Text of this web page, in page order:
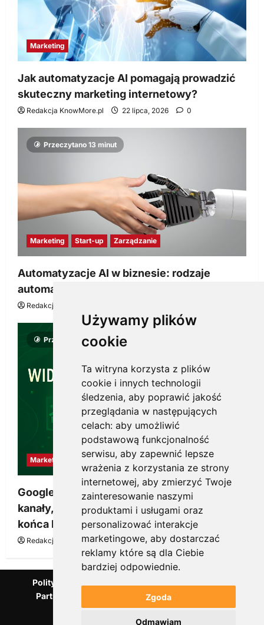
Używamy plików
cookie
Ta witryna korzysta z plików
cookie i innych technologii
śledzenia, aby poprawić jakość
przeglądania w następujących
celach: aby umożliwić
podstawową funkcjonalność
serwisu, aby zapewnić lepsze
wrażenia z korzystania ze strony
internetowej, aby zmierzyć Twoje
zainteresowanie naszymi
produktami i usługami oraz
personalizować interakcje
marketingowe, aby dostarczać
reklamy które są dla Ciebie
bardziej odpowiednie.
Zgoda
Odmawiam
Marketing
Jak automatyzacje AI pomagają prowadzić
skuteczny marketing internetowy?
Redakcja KnowMore.pl 22 lipca, 2026 0
Przeczytano 13 minut
Marketing Start-up Zarządzanie
Automatyzacje AI w biznesie: rodzaje
automatyzacji i korzyści dla Twojej firmy
Redakcja KnowMore.pl
Przeczytano 8 minut
Marketing
Google Ads, SEO i analityka – jak połączyć
kanały, żeby reklama pracowała dłużej niż do
końca budżetu
Redakcja KnowMore.pl 20 marca, 2026 0
Polityka Prywatności
Partnerzy Mentora.pl
Słownik marketingowy
Blog o przedsiębiorczości
Agencja marketingowa Scorise